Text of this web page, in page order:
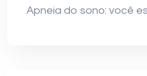
Apneia do sono: você